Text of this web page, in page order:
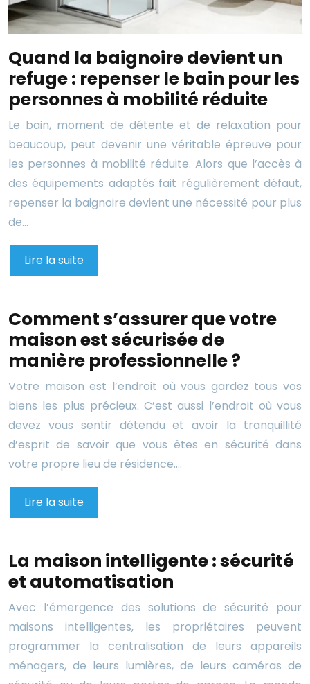
Quand la baignoire devient un
refuge : repenser le bain pour les
personnes à mobilité réduite
Le bain, moment de détente et de relaxation pour
beaucoup, peut devenir une véritable épreuve pour
les personnes à mobilité réduite. Alors que l’accès à
des équipements adaptés fait régulièrement défaut,
repenser la baignoire devient une nécessité pour plus
de…
Lire la suite
Comment s’assurer que votre
maison est sécurisée de
manière professionnelle ?
Votre maison est l’endroit où vous gardez tous vos
biens les plus précieux. C’est aussi l’endroit où vous
devez vous sentir détendu et avoir la tranquillité
d’esprit de savoir que vous êtes en sécurité dans
votre propre lieu de résidence….
Lire la suite
La maison intelligente : sécurité
et automatisation
Avec l’émergence des solutions de sécurité pour
maisons intelligentes, les propriétaires peuvent
programmer la centralisation de leurs appareils
ménagers, de leurs lumières, de leurs caméras de